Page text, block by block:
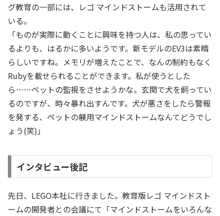
グ教育の一部には、レゴ マインドストームも活用されて
いる。
「ものが実際に動くことに興味を持つ人は、私の思ってい
るよりも、はるかに多いようです。新モデルのEV3は素晴
らしいですね。メモリが増えたことで、なんの制約もなく
Rubyを載せられることができます。私が使うとした
ら……ペットの監視をさせようかな。玄関で犬を飼ってい
るのですが、時々暴れ出すんです。犬が悪さをしたら警報
を発する、ペットの躾用マインドストームなんてどうでし
ょう(笑)」
インタビュー後記
先日、LEGO本社に行きました。教育版レゴ マインドスト
ームの開発者との会議にて「マインドストームをいろんな